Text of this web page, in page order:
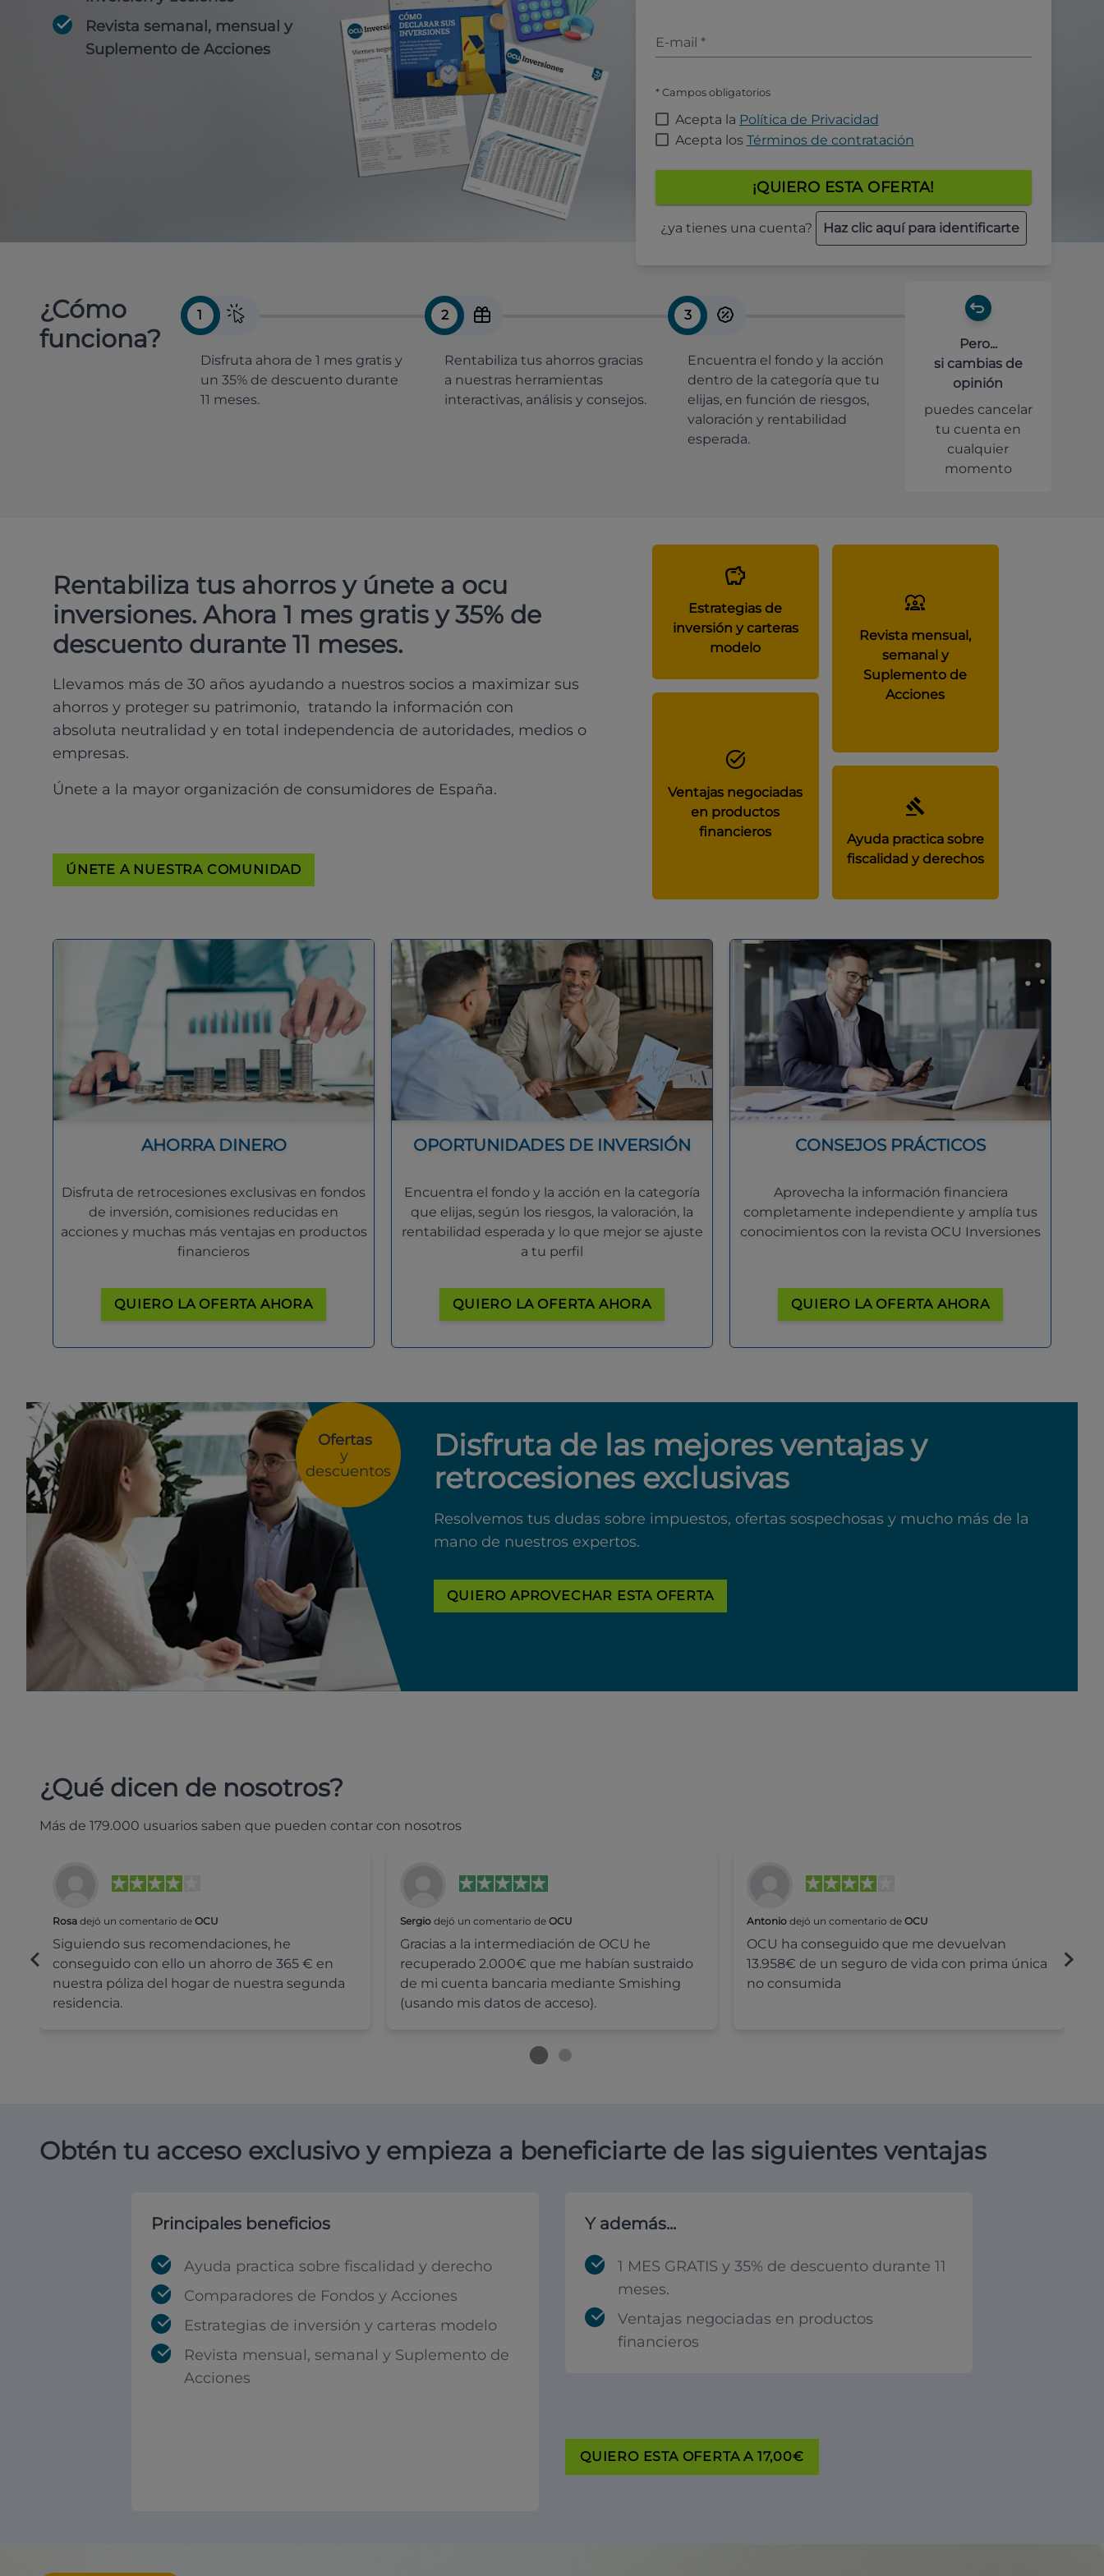
Revista semanal, mensual y
Suplemento de Acciones
E-mail *
* Campos obligatorios
Acepta la Política de Privacidad
Acepta los Términos de contratación
¡QUIERO ESTA OFERTA!
¿ya tienes una cuenta? Haz clic aquí para identificarte
¿Cómo
funciona?
1
Disfruta ahora de 1 mes gratis y
un 35% de descuento durante
11 meses.
2
Rentabiliza tus ahorros gracias
a nuestras herramientas
interactivas, análisis y consejos.
3
Encuentra el fondo y la acción
dentro de la categoría que tu
elijas, en función de riesgos,
valoración y rentabilidad
esperada.
Pero...
si cambias de
opinión
puedes cancelar
tu cuenta en
cualquier
momento
Rentabiliza tus ahorros y únete a ocu
inversiones. Ahora 1 mes gratis y 35% de
descuento durante 11 meses.
Llevamos más de 30 años ayudando a nuestros socios a maximizar sus
ahorros y proteger su patrimonio, tratando la información con
absoluta neutralidad y en total independencia de autoridades, medios o
empresas.
Únete a la mayor organización de consumidores de España.
ÚNETE A NUESTRA COMUNIDAD
Estrategias de
inversión y carteras
modelo
Revista mensual,
semanal y
Suplemento de
Acciones
Ventajas negociadas
en productos
financieros
Ayuda practica sobre
fiscalidad y derechos
AHORRA DINERO
Disfruta de retrocesiones exclusivas en fondos
de inversión, comisiones reducidas en
acciones y muchas más ventajas en productos
financieros
QUIERO LA OFERTA AHORA
OPORTUNIDADES DE INVERSIÓN
Encuentra el fondo y la acción en la categoría
que elijas, según los riesgos, la valoración, la
rentabilidad esperada y lo que mejor se ajuste
a tu perfil
QUIERO LA OFERTA AHORA
CONSEJOS PRÁCTICOS
Aprovecha la información financiera
completamente independiente y amplía tus
conocimientos con la revista OCU Inversiones
QUIERO LA OFERTA AHORA
Ofertas
y
descuentos
Disfruta de las mejores ventajas y
retrocesiones exclusivas
Resolvemos tus dudas sobre impuestos, ofertas sospechosas y mucho más de la
mano de nuestros expertos.
QUIERO APROVECHAR ESTA OFERTA
¿Qué dicen de nosotros?
Más de 179.000 usuarios saben que pueden contar con nosotros
Rosa dejó un comentario de OCU
Siguiendo sus recomendaciones, he
conseguido con ello un ahorro de 365 € en
nuestra póliza del hogar de nuestra segunda
residencia.
Sergiodejó un comentario de OCU
Gracias a la intermediación de OCU he
recuperado 2.000€ que me habían sustraido
de mi cuenta bancaria mediante Smishing
(usando mis datos de acceso).
Antonio dejó un comentario deOCU
OCU ha conseguido que me devuelvan
13.958€ de un seguro de vida con prima única
no consumida
Obtén tu acceso exclusivo y empieza a beneficiarte de las siguientes ventajas
Principales beneficios
Ayuda practica sobre fiscalidad y derecho
Comparadores de Fondos y Acciones
Estrategias de inversión y carteras modelo
Revista mensual, semanal y Suplemento de
Acciones
Y además...
1 MES GRATIS y 35% de descuento durante 11
meses.
Ventajas negociadas en productos
financieros
QUIERO ESTA OFERTA A 17,00€